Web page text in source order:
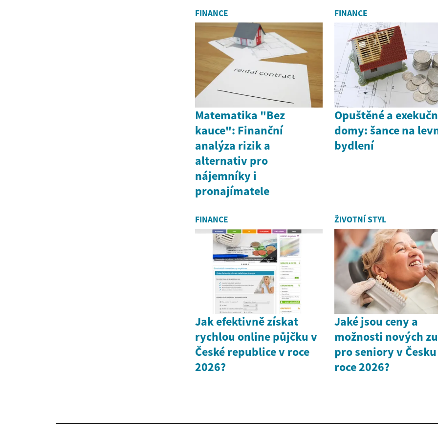
FINANCE
Matematika "Bez
kauce": Finanční
analýza rizik a
alternativ pro
nájemníky i
pronajímatele
FINANCE
Opuštěné a
domy: šance na
bydlení
FINANCE
Jak efektivně získat
rychlou online půjčku v
České republice v roce
2026?
ŽIVOTNÍ STYL
Jaké jsou ceny a
možnosti nových
pro seniory v
roce 2026?